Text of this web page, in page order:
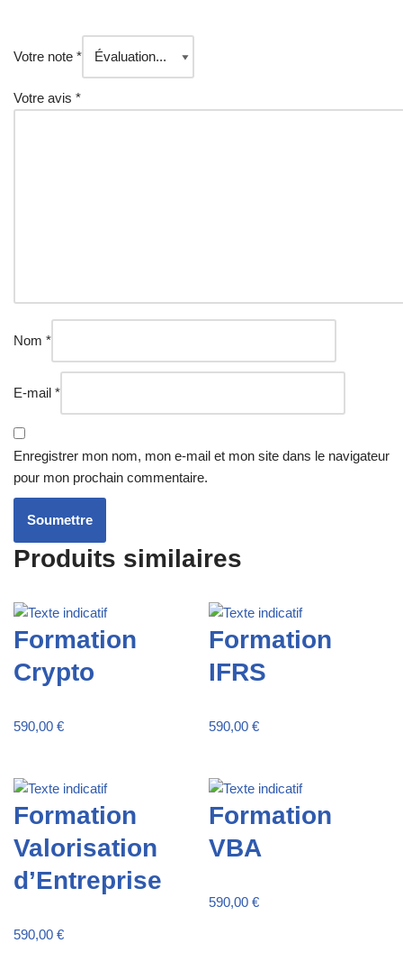
Votre note *
Votre avis *
Nom *
E-mail *
Enregistrer mon nom, mon e-mail et mon site dans le navigateur
pour mon prochain commentaire.
Produits similaires
Formation
Crypto
590,00 €
Formation
IFRS
590,00€
Formation
Valorisation
d’Entreprise
590,00 €
Formation
VBA
590,00€